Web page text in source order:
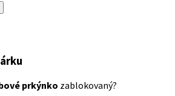
prkýnko zablokovaný?